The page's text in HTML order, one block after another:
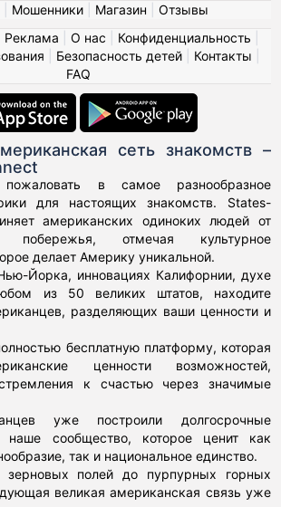
| Мошенники| Магазин
Отзывы
Реклама О нас Конфиденциальность
Безопасность детей| Контакты
FAQ
сеть знакомств –
в самое разнообразное
для настоящих знакомств. States-
американских одиноких людей от
отмечая культурное
делает Америку уникальной.
Йорка, инновациях Калифорнии, духе
из 50 великих штатов, находите
разделяющих ваши ценности и
бесплатную платформу, которая
ценности возможностей,
к счастью через значимые
уже построили долгосрочные
наше сообщество, которое ценит как
так и национальное единство.
полей до пурпурных горных
великая американская связь уже